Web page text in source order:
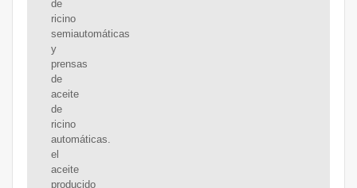
de
ricino
semiautomáticas
y
prensas
de
aceite
de
ricino
automáticas.
el
aceite
producido